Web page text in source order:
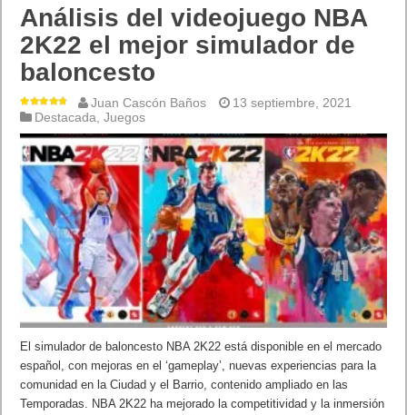
Análisis del videojuego NBA
2K22 el mejor simulador de
baloncesto
Juan Cascón Baños
13 septiembre, 2021
Destacada ,Juegos
El simulador de baloncesto NBA 2K22 está disponible en el mercado
español, con mejoras en el ‘gameplay’, nuevas experiencias para la
comunidad en la Ciudad y el Barrio, contenido ampliado en las
Temporadas. NBA 2K22 ha mejorado la competitividad y la inmersión